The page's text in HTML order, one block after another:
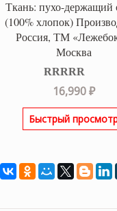
Ткань: пухо-держащий
(100% хлопок)
Россия, ТМ
Москва
Оценка5.00
из 5
16,990₽
Быстрый